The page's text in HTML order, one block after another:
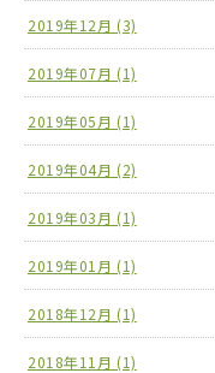
2019年12月 (3)
2019年07月 (1)
2019年05月 (1)
2019年04月 (2)
2019年03月 (1)
2019年01月 (1)
2018年12月 (1)
2018年11月 (1)